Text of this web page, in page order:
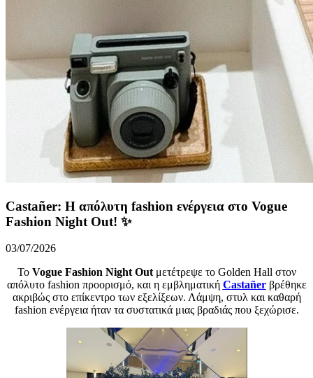
Castañer: Η απόλυτη fashion ενέργεια στο Vogue
Fashion Night Out! ✨
03/07/2026
Το Vogue Fashion Night Out μετέτρεψε το Golden Hall στον
απόλυτο fashion προορισμό, και η εμβληματική Castañerβρέθηκε
ακριβώς στο επίκεντρο των εξελίξεων. Λάμψη, στυλ και καθαρή
fashion ενέργεια ήταν τα συστατικά μιας βραδιάς που ξεχώρισε.